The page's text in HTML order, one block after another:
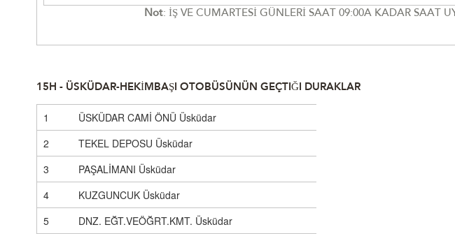
Not: İŞ VE CUMARTESİ GÜNLERİ SAAT 09:00A KADAR SAAT
15H - ÜSKÜDAR-HEKİMBAŞI OTOBÜSÜNÜN GEÇTIĞI DURAKLAR
1
ÜSKÜDAR CAMİ ÖNÜ Üsküdar
2
TEKEL DEPOSU Üsküdar
3
PAŞALİMANI Üsküdar
4
KUZGUNCUK Üsküdar
5
DNZ. EĞT.VEÖĞRT.KMT. Üsküdar